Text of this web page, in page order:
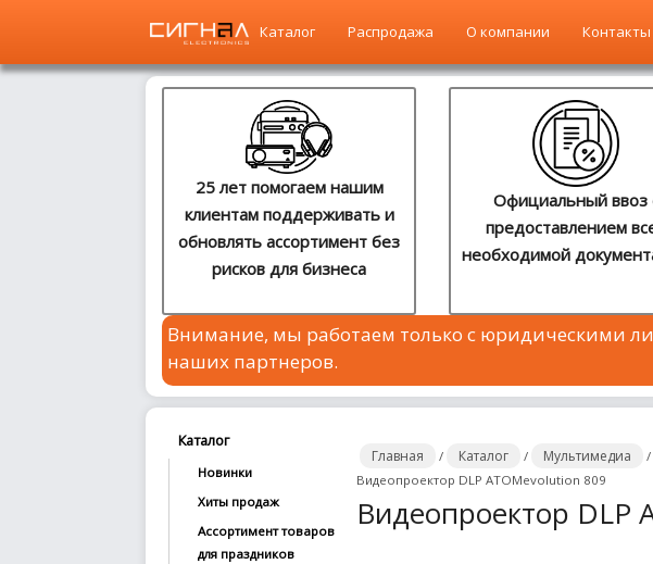
Сотрудничество
Каталог Распродажа О компании Контакты
25 лет помогаем нашим
клиентам поддерживать и
обновлять ассортимент без
рисков для бизнеса
Официальный ввоз
предоставлением
необходимой
Внимание, мы работаем только с юридическими
наших партнеров.
Главная / Каталог / Мультимедиа /
Видеопроектор DLP ATOMevolution 809
Видеопроектор DLP
Каталог
Новинки
Хиты продаж
Ассортимент товаров
для праздников